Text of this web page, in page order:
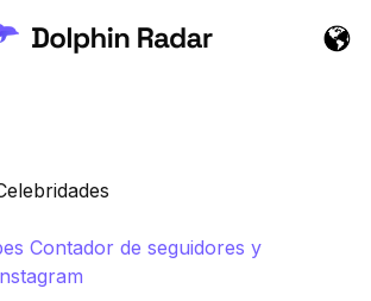
Contador de seguidores y